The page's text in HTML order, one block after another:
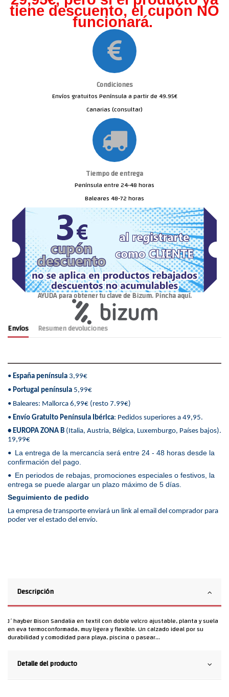
tiene descuento, el cupón NO
funcionará.
Condiciones
Envíos gratuitos Península a partir de 49.95€
Canarias (consultar)
Tiempo de entrega
Península entre 24-48 horas
Baleares 48-72 horas
AYUDA para obtener tu clave de Bizum. Pincha aquí.
Envíos Resumen devoluciones
• España península 3,99€
• Portugal península 5,99€
• Baleares: Mallorca 6,99€ (resto 7.99€)
• Envío Gratuito Península Ibérica: Pedidos superiores a 49,95.
• EUROPA ZONA B (Italia, Austria, Bélgica, Luxemburgo, Países bajos).
19,99€
• La entrega de la mercancía será entre 24 - 48 horas desde la
confirmación del pago.
• En periodos de rebajas, promociones especiales o festivos, la
entrega se puede alargar un plazo máximo de 5 días.
Seguimiento de pedido
La empresa de transporte enviará un link al email del comprador para
poder ver el estado del envío.
Descripción
J´hayber Bison Sandalia en textil con doble velcro ajustable, planta y suela
en eva termoconformada, muy ligera y flexible. Un calzado ideal por su
durabilidad y comodidad para playa, piscina o pasear...
Detalle del producto